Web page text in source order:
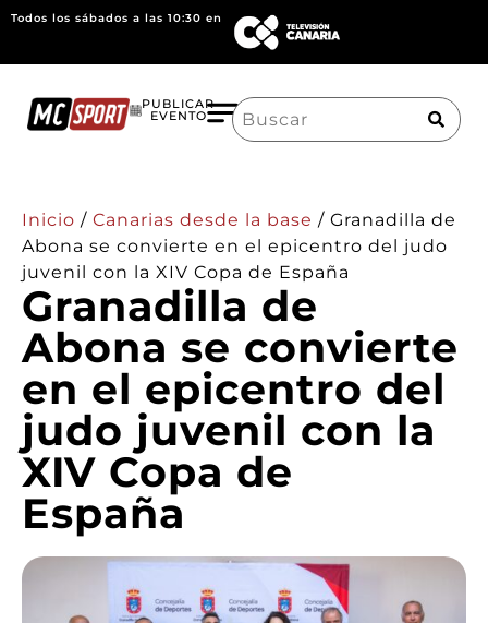
Todos los sábados a las 10:30 en
PUBLICAR
EVENTO
Search
for:
Inicio / Canarias desde la base / Granadilla de
Abona se convierte en el epicentro del judo
juvenil con la XIV Copa de España
Granadilla de
Abona se convierte
en el epicentro del
judo juvenil con la
XIV Copa de
España